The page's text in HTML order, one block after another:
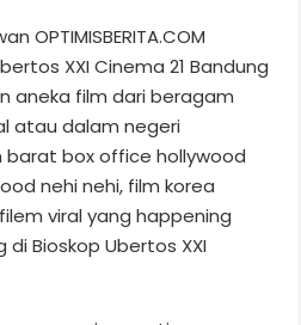
OPTIMISBERITA.COM
XXI Cinema 21 Bandung
aneka film dari beragam
atau dalam negeri
barat box office hollywood
nehi nehi, film korea
viral yang happening
Bioskop Ubertos XXI